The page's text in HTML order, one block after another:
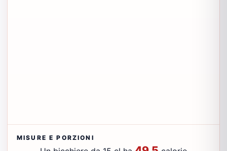
MISURE E PORZIONI